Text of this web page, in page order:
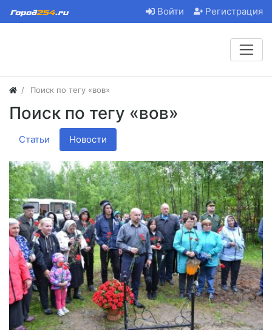
Войти Регистрация
Поиск по тегу «вов»
Поиск по тегу «вов»
Статьи Новости